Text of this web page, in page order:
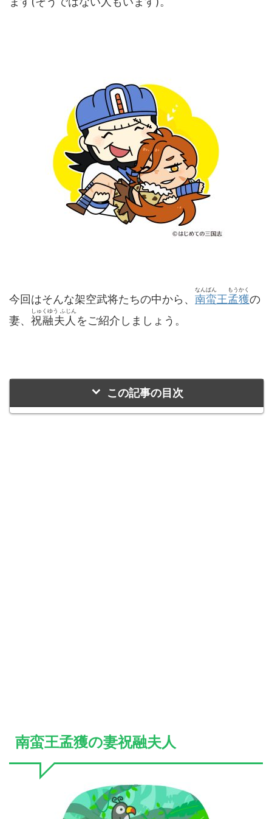
今回はそんな架空武将たちの中から、 南蛮
なんばん
王孟獲
もうかく
の
妻、 祝融夫人
しゅくゆう ふじん
をご紹介しましょう。
この記事の目次
南蛮王孟獲の妻祝融夫人